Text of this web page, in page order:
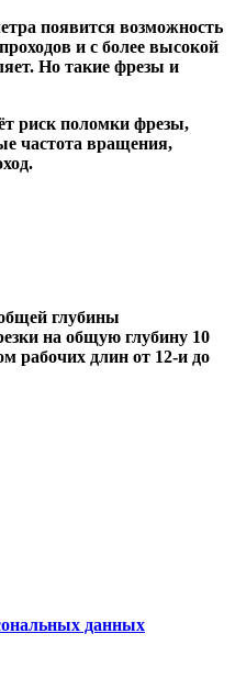
появится возможность
и с более высокой
Но такие фрезы и
риск поломки фрезы,
частота вращения,
глубины
на общую глубину 10
рабочих длин от 12-и до
данных